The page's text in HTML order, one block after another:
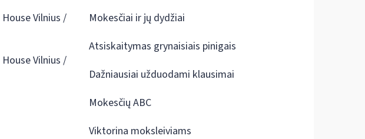
Vilnius /
Vilnius /
Mokesčiai ir jų dydžiai
Atsiskaitymas grynaisiais pinigais
Dažniausiai užduodami klausimai
Mokesčių ABC
Viktorina moksleiviams